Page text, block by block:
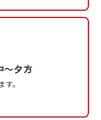
〜夕方
。